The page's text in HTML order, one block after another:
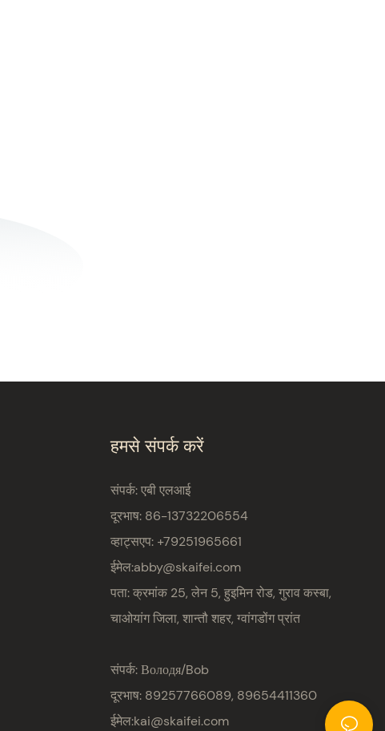
हमसे संपर्क करें
संपर्क: एबी एलआई
दूरभाष: 86-13732206554
व्हाट्सएप: +79251965661
ईमेल:abby@skaifei.com
पता:क्रमांक 25, लेन 5, हुइमिन रोड, गुराव कस्बा,
चाओयांग जिला, शान्तौ शहर, ग्वांगडोंग प्रांत
संपर्क: Володя/Bob
दूरभाष: 89257766089, 89654411360
ईमेल:kai@skaifei.com